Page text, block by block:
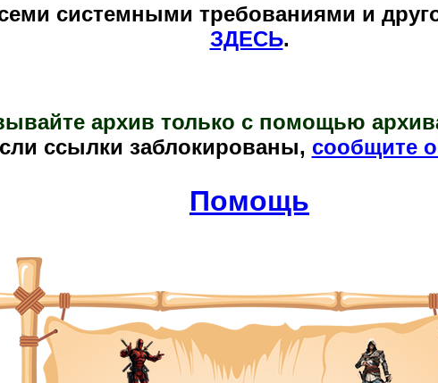
системными требованиями и
ЗДЕСЬ.
архив только с помощью
сли ссылки заблокированы, сообщите
Помощь